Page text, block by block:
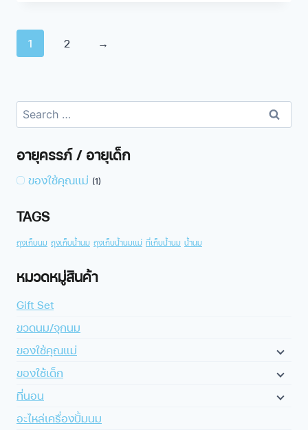
1 2 →
อายุครรภ์ / อายุเด็ก
ของใช้คุณแม่ (1)
TAGS
ถุงเก็บนม ถุงเก็บน้ำนม ถุงเก็บน้ำนมแม่ ที่เก็บน้ำนม น้ำนม
หมวดหมู่สินค้า
Gift Set
ขวดนม/จุกนม
ของใช้คุณแม่
ของใช้เด็ก
ที่นอน
อะไหล่เครื่องปั้มนม